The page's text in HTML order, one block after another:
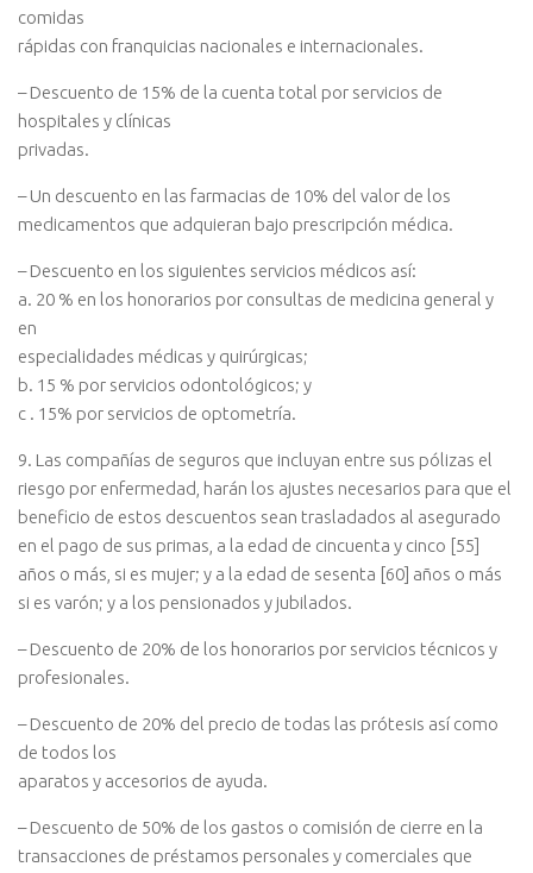
comidas
rápidas con franquicias nacionales e internacionales.
– Descuento de 15% de la cuenta total por servicios de
hospitales y clínicas
privadas.
– Un descuento en las farmacias de 10% del valor de los
medicamentos que adquieran bajo prescripción médica.
– Descuento en los siguientes servicios médicos así:
a. 20 % en los honorarios por consultas de medicina general y
en
especialidades médicas y quirúrgicas;
b. 15 % por servicios odontológicos; y
c . 15% por servicios de optometría.
9. Las compañías de seguros que incluyan entre sus pólizas el
riesgo por enfermedad, harán los ajustes necesarios para que el
beneficio de estos descuentos sean trasladados al asegurado
en el pago de sus primas, a la edad de cincuenta y cinco [55]
años o más, si es mujer; y a la edad de sesenta [60] años o más
si es varón; y a los pensionados y jubilados.
– Descuento de 20% de los honorarios por servicios técnicos y
profesionales.
– Descuento de 20% del precio de todas las prótesis así como
de todos los
aparatos y accesorios de ayuda.
– Descuento de 50% de los gastos o comisión de cierre en la
transacciones de préstamos personales y comerciales que